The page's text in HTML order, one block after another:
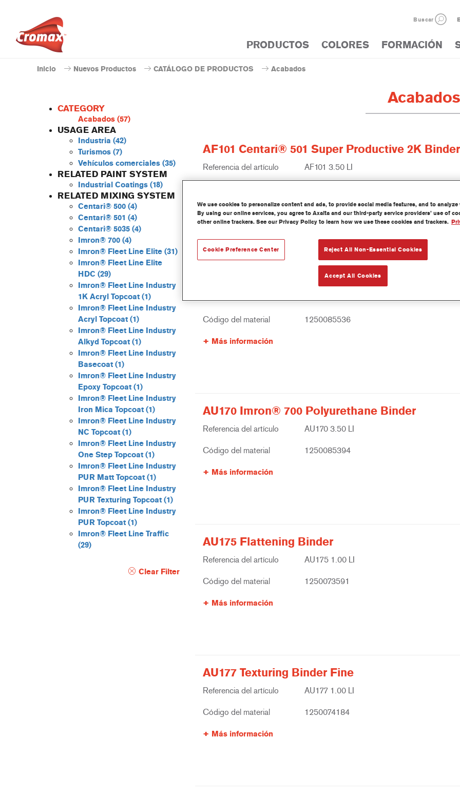
Buscar
PRODUCTOS COLORES FORMACIÓN
Inicio Nuevos Productos CATÁLOGO DE PRODUCTOS Acabados
CATEGORY
Acabados (57)
USAGE AREA
Industria (42)
Turismos (7)
Vehículos comerciales (35)
RELATED PAINT SYSTEM
Industrial Coatings (18)
RELATED MIXING SYSTEM
Centari® 500 (4)
Centari® 501 (4)
Centari® 5035 (4)
Imron® 700 (4)
Imron® Fleet Line Elite (31)
Imron® Fleet Line Elite
HDC (29)
Imron® Fleet Line Industry
1K Acryl Topcoat (1)
Imron® Fleet Line Industry
Acryl Topcoat (1)
Imron® Fleet Line Industry
Alkyd Topcoat (1)
Imron® Fleet Line Industry
Basecoat (1)
Imron® Fleet Line Industry
Epoxy Topcoat (1)
Imron® Fleet Line Industry
Iron Mica Topcoat (1)
Imron® Fleet Line Industry
NC Topcoat (1)
Imron® Fleet Line Industry
One Step Topcoat (1)
Imron® Fleet Line Industry
PUR Matt Topcoat (1)
Imron® Fleet Line Industry
PUR Texturing Topcoat (1)
Imron® Fleet Line Industry
PUR Topcoat (1)
Imron® Fleet Line Traffic
(29)
Clear Filter
Acabados
AF101 Centari® 501 Super Productive 2K Binder
Referencia del artículo AF101 3.50 LI
Más información
AK100 Centari® 500 2K Binder
Referencia del artículo AK100 3.50 LI
Código del material 1250085536
Más información
AU170 Imron® 700 Polyurethane Binder
Referencia del artículo AU170 3.50 LI
Código del material 1250085394
Más información
AU175 Flattening Binder
Referencia del artículo AU175 1.00 LI
Código del material 1250073591
Más información
AU177 Texturing Binder Fine
Referencia del artículo AU177 1.00 LI
Código del material 1250074184
Más información
We use cookies to personalize content and ads, to provide social media features, and to
By using our online services, you agree to Axalta and our third-party service providers’ use of
other online trackers. See our Privacy Policy to learn how we use these cookies and trackers.
Reject All Non-Essential Cookies
Accept All Cookies
Cookie Preference Center